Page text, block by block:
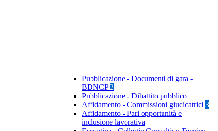
Pubblicazione - Documenti di gara -
BDNCP 2
Pubblicazione - Dibattito pubblico
Affidamento - Commissioni giudicatrici 3
Affidamento - Pari opportunità e
inclusione lavorativa